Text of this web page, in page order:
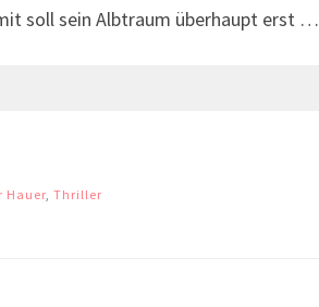
soll sein Albtraum überhaupt erst …
Hauer, Thriller